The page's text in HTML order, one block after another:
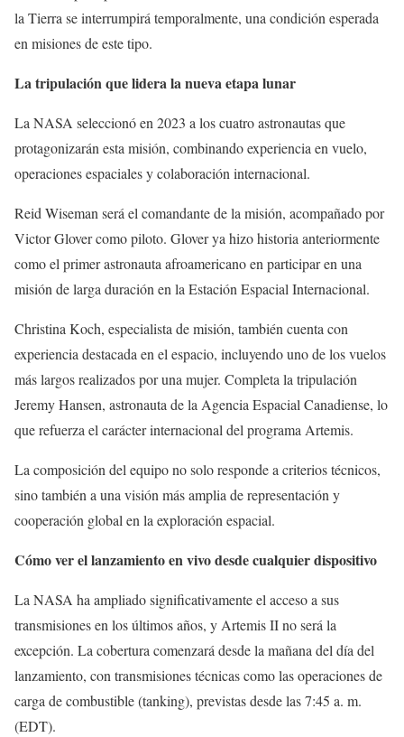
la Tierra se interrumpirá temporalmente, una condición esperada
en misiones de este tipo.
La tripulación que lidera la nueva etapa lunar
La NASA seleccionó en 2023 a los cuatro astronautas que
protagonizarán esta misión, combinando experiencia en vuelo,
operaciones espaciales y colaboración internacional.
Reid Wiseman será el comandante de la misión, acompañado por
Victor Glover como piloto. Glover ya hizo historia anteriormente
como el primer astronauta afroamericano en participar en una
misión de larga duración en la Estación Espacial Internacional.
Christina Koch, especialista de misión, también cuenta con
experiencia destacada en el espacio, incluyendo uno de los vuelos
más largos realizados por una mujer. Completa la tripulación
Jeremy Hansen, astronauta de la Agencia Espacial Canadiense, lo
que refuerza el carácter internacional del programa Artemis.
La composición del equipo no solo responde a criterios técnicos,
sino también a una visión más amplia de representación y
cooperación global en la exploración espacial.
Cómo ver el lanzamiento en vivo desde cualquier dispositivo
La NASA ha ampliado significativamente el acceso a sus
transmisiones en los últimos años, y Artemis II no será la
excepción. La cobertura comenzará desde la mañana del día del
lanzamiento, con transmisiones técnicas como las operaciones de
carga de combustible (tanking), previstas desde las 7:45 a. m.
(EDT).